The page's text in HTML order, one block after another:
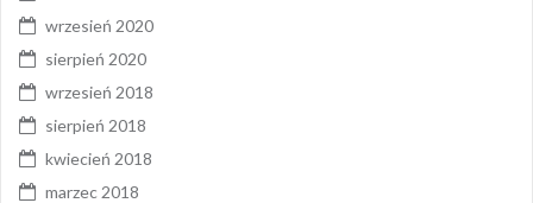
wrzesień 2020
sierpień 2020
wrzesień 2018
sierpień 2018
kwiecień 2018
marzec 2018